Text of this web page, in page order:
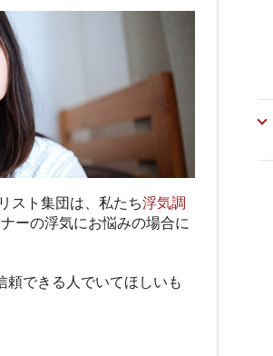
スト集団は、私たち浮気調
ーの浮気にお悩みの場合に
頼できる人でいてほしいも